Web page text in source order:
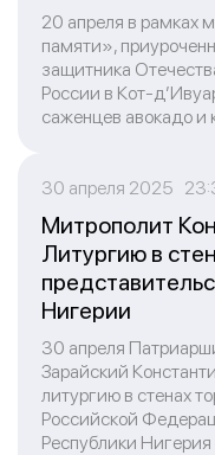
20 апреля в рамках
памяти»,
защитника
России в Кот-
саженцев авокадо и
30 апреля 2025
Митрополит
Литургию в
Нигерии
30 апреля
Зарайский
литургию в стенах
Российской
Республики Нигерия